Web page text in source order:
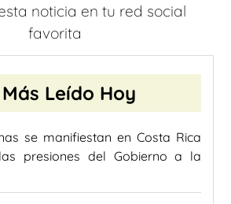
noticia en tu red social
favorita
Leído Hoy
se manifiestan en Costa Rica
presiones del Gobierno a la